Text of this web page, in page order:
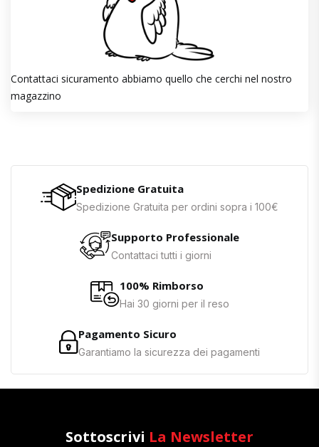
Contattaci sicuramento abbiamo quello che cerchi nel nostro
magazzino
Spedizione Gratuita
Spedizione Gratuita per ordini sopra i 100€
Supporto Professionale
Contattaci tutti i giorni
100% Rimborso
Hai 30 giorni per il reso
Pagamento Sicuro
Garantiamo la sicurezza dei pagamenti
Sottoscrivi La Newsletter